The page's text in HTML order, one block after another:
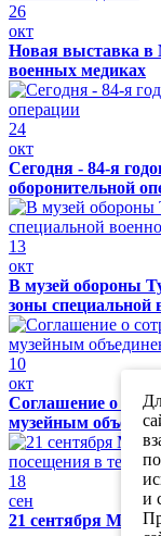
26
окт
Новая выставка в
военных медиках
24
окт
Сегодня - 84-я
оборонительной
13
окт
В музей обороны
зоны специальной
10
окт
Соглашение о
музейным
18
сен
21 сентября
и